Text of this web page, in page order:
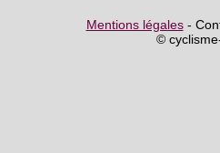
Mentions légales-
©